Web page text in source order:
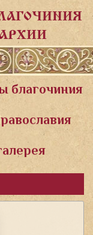
благочиния